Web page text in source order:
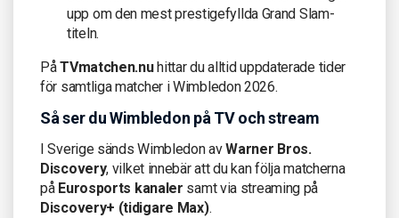
upp om den mest prestigefyllda Grand Slam-
titeln.
PåTVmatchen.nuhittar du alltid uppdaterade tider
för samtliga matcher i Wimbledon 2026.
Så ser du Wimbledon på TV och stream
I Sverige sänds Wimbledon avWarner Bros.
Discovery, vilket innebär att du kan följa matcherna
på Eurosports kanaler samt via streaming på
Discovery+ (tidigare Max).